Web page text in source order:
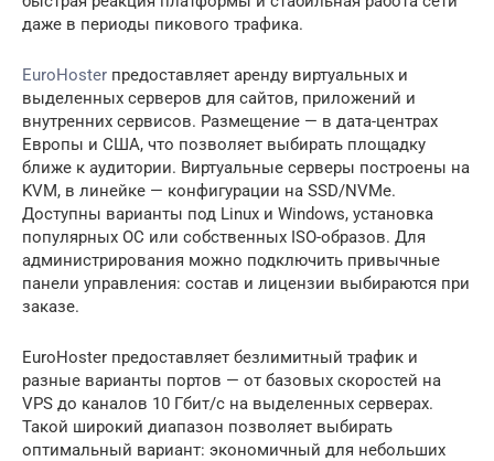
даже в периоды пикового трафика.
EuroHoster предоставляет аренду виртуальных и
выделенных серверов для сайтов, приложений и
внутренних сервисов. Размещение — в дата-центрах
Европы и США, что позволяет выбирать площадку
ближе к аудитории. Виртуальные серверы построены на
KVM, в линейке — конфигурации на SSD/NVMe.
Доступны варианты под Linux и Windows, установка
популярных ОС или собственных ISO-образов. Для
администрирования можно подключить привычные
панели управления: состав и лицензии выбираются при
заказе.
EuroHoster предоставляет безлимитный трафик и
разные варианты портов — от базовых скоростей на
VPS до каналов 10 Гбит/с на выделенных серверах.
Такой широкий диапазон позволяет выбирать
оптимальный вариант: экономичный для небольших